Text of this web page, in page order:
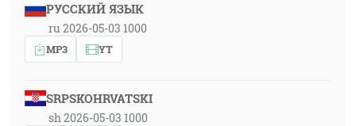
РУССКИЙ ЯЗЫК
ru 2026-05-03 1000
MP3 YT
SRPSKOHRVATSKI
sh 2026-05-03 1000